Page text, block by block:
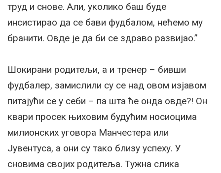
труд и снове. Али, уколико баш буде
инсистирао да се бави фудбалом, нећемо му
бранити. Овде је да би се здраво развијао.”
Шокирани родитељи, а и тренер – бивши
фудбалер, замислили су се над овом изјавом
питајући се у себи – па шта ће онда овде?! Он
квари просек њиховим будућим носиоцима
милионских уговора Манчестера или
Јувентуса, а они су тако близу успеху. У
сновима својих родитеља. Тужна слика